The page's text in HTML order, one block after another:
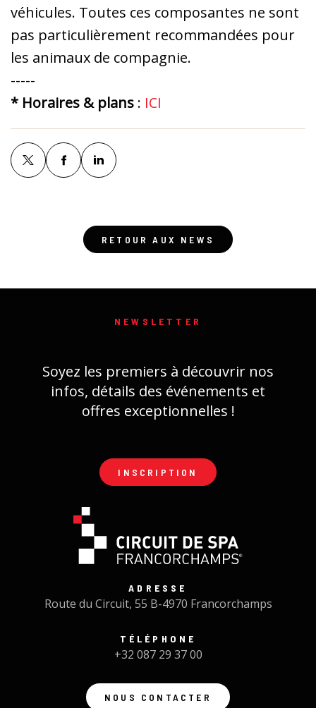
véhicules. Toutes ces composantes ne sont
pas particulièrement recommandées pour
les animaux de compagnie.
-----
* Horaires & plans : ICI
RETOUR AUX NEWS
NEWSLETTER
Soyez les premiers à découvrir nos
infos, détails des événements et
offres exceptionnelles !
INSCRIPTION
ADRESSE
Route du Circuit, 55 B-4970 Francorchamps
TÉLÉPHONE
+32 087 29 37 00
NOUS CONTACTER